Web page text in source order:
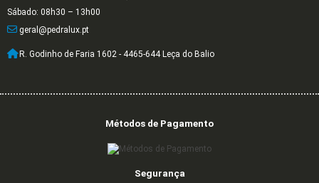
Sábado: 08h30 – 13h00
geral@pedralux.pt
R. Godinho de Faria 1602 - 4465-644 Leça do Balio
Métodos de Pagamento
Segurança